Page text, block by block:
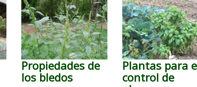
Propiedades de
los bledos
Plantas para
control de